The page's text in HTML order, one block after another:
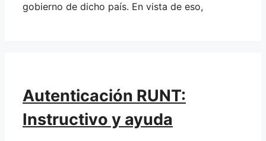
gobierno de dicho país. En vista de eso,
Autenticación RUNT:
Instructivo y ayuda